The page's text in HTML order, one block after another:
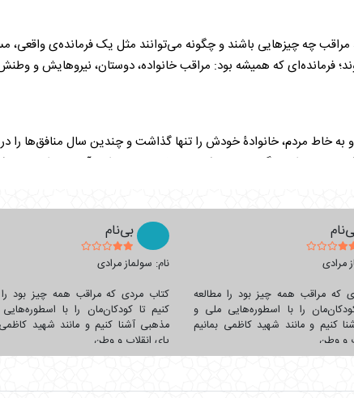
مراقب چه چیزهایی باشند و چگونه می‌توانند مثل یک فرمانده‌ی
فرمانده‌ای که همیشه بود: مراقب خانواده، دوستان، نیروهایش و
مردم، خانوادۀ خودش را تنها گذاشت و چندین سال منافق‌ها را در
حاج احمد گفت: «من شما رو خیلی دوست دارم. آدم باید از مردمی
مرادی
که مراقب همه‌ چیز بود را مطالعه
را با اسطوره‌هایی ملی و
کنیم و مانند شهید کاظمی بمانیم
و وطن.
بی‌نام
نام: سولماز مرادی
کتاب مردی که مراقب همه‌ چیز بود را
کنیم تا کودکان‌مان را با
مذهبی آشنا کنیم و مانند شهید کاظمی
پای انقلاب و وطن.